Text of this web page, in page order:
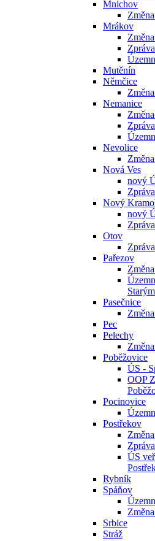
Mnichov
Mrákov
Mutěnín
Němčice
Nemanice
Nevolice
Nová Ves
nový
Nový
nový
Otov
Pařezov
Pasečnice
Pec
Pelechy
Poběžovice
ÚS -
OOP
Pocinovice
Postřekov
ÚS
Rybník
Spáňov
Srbice
Stráž